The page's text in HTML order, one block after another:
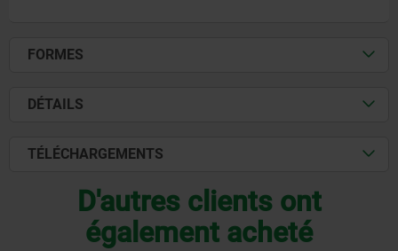
FORMES
DÉTAILS
TÉLÉCHARGEMENTS
D'autres clients ont
également acheté